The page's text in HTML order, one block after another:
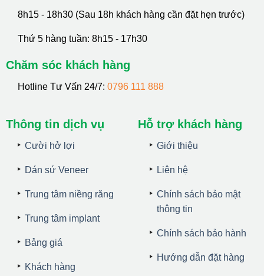
8h15 - 18h30 (Sau 18h khách hàng cần đặt hẹn trước)
Thứ 5 hàng tuần: 8h15 - 17h30
Chăm sóc khách hàng
Hotline Tư Vấn 24/7: 0796 111 888
Thông tin dịch vụ
Cười hở lợi
Dán sứ Veneer
Trung tâm niềng răng
Trung tâm implant
Bảng giá
Khách hàng
Hỗ trợ khách hàng
Giới thiệu
Liên hệ
Chính sách bảo mật
thông tin
Chính sách bảo hành
Hướng dẫn đặt hàng